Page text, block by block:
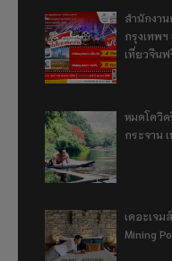
สำนักงา
กรุงเทพ
เที่ยวจีน
หมดโควิด
กระจาน
เดอะเจม
Mining